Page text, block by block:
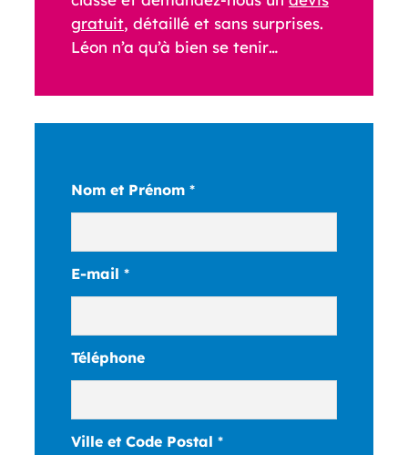
gratuit, détaillé et sans surprises.
Léon n’a qu’à bien se tenir…
Nom et Prénom *
E-mail *
Téléphone
Ville et Code Postal *